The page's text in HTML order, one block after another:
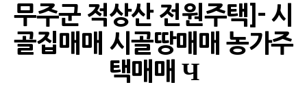
무주군 적상산 전원주택]- 시
골집매매 시골땅매매 농가주
택매매 Ч